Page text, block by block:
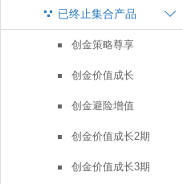
止)
已终止集合产品
创金策略尊享
创金价值成长
创金避险增值
创金价值成长2期
创金价值成长3期